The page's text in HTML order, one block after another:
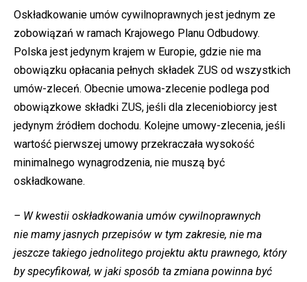
Oskładkowanie umów cywilnoprawnych jest jednym ze
zobowiązań w ramach Krajowego Planu Odbudowy.
Polska jest jedynym krajem w Europie, gdzie nie ma
obowiązku opłacania pełnych składek ZUS od wszystkich
umów-zleceń. Obecnie umowa-zlecenie podlega pod
obowiązkowe składki ZUS, jeśli dla zleceniobiorcy jest
jedynym źródłem dochodu. Kolejne umowy-zlecenia, jeśli
wartość pierwszej umowy przekraczała wysokość
minimalnego wynagrodzenia, nie muszą być
oskładkowane.
– W kwestii oskładkowania umów cywilnoprawnych
nie mamy jasnych przepisów w tym zakresie, nie ma
jeszcze takiego jednolitego projektu aktu prawnego, który
by specyfikował, w jaki sposób ta zmiana powinna być